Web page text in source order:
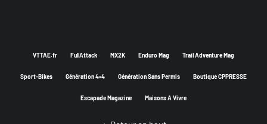
VTTAE.fr FullAttack MX2K Enduro Mag Trail Adventure Mag
Sport-Bikes Génération 4×4 Génération Sans Permis Boutique CPPRESSE
Escapade Magazine Maisons A Vivre